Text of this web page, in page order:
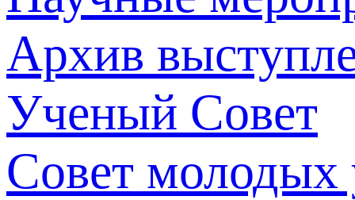
Архив
Ученый Совет
Совет молодых